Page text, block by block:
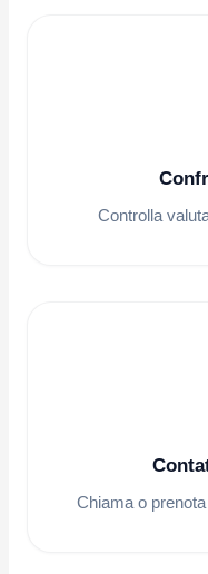
Controlla
Chiama o